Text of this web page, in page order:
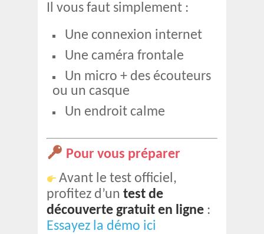
Il vous faut simplement :
Une connexion internet
Une caméra frontale
Un micro + des écouteurs
ou un casque
Un endroit calme
Pour vous préparer
Avant le test officiel,
profitez d’un test de
découverte gratuit en ligne :
Essayez la démo ici